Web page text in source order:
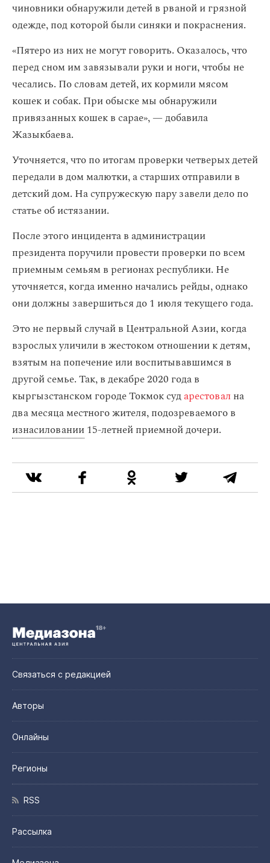
чиновники обнаружили детей в рваной и грязной
одежде, под которой были синяки и покраснения.
«Пятеро из них не могут говорить. Оказалось, что
перед сном им завязывали руки и ноги, чтобы не
чесались. По словам детей, их кормили мясом
кошек и собак. При обыске мы обнаружили
привязанных кошек в сарае», — добавила
Жазыкбаева.
Уточняется, что по итогам проверки четверых детей
передали в дом малютки, а старших отправили в
детский дом. На супружескую пару завели дело по
статье об истязании.
После этого инцидента в администрации
президента поручили провести проверки по всем
приемным семьям в регионах республики. Не
уточняется, когда именно начались рейды, однако
они должны завершиться до 1 июля текущего года.
Это не первый случай в Центральной Азии, когда
взрослых уличили в жестоком отношении к детям,
взятым на попечение или воспитывавшимся в
другой семье. Так, в декабре 2020 года в
кыргызстанском городе Токмок сударестовал на
два месяца местного жителя, подозреваемого в
изнасиловании15-летней приемной дочери.
Связаться с редакцией
Авторы
Онлайны
Регионы
RSS
Рассылка